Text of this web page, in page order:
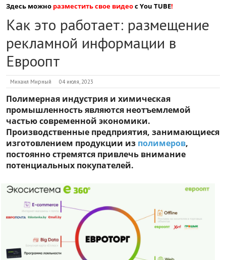
Здесь можно разместить свое видеос You TUBE!
Как это работает: размещение
рекламной информации в
Евроопт
Михаил Мирный 04 июля, 2023
Полимерная индустрия и химическая
промышленность являются неотъемлемой
частью современной экономики.
Производственные предприятия, занимающиеся
изготовлением продукции из полимеров,
постоянно стремятся привлечь внимание
потенциальных покупателей.